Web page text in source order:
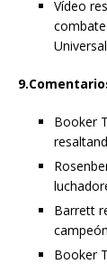
Vídeo
Booker
Barrett
Booker